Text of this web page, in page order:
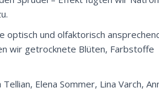
optisch und olfaktorisch
wir getrocknete Blüten, Farbstoffe
Elena Sommer, Lina Varch,